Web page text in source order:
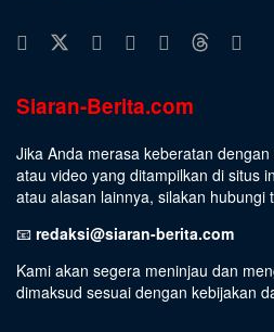
Siaran-Berita.com
Jika Anda merasa keberatan
atau video yang ditampilkan di situs
atau alasan lainnya, silakan hubungi
📧 redaksi@siaran-berita.com
Kami akan segera meninjau dan
dimaksud sesuai dengan kebijakan